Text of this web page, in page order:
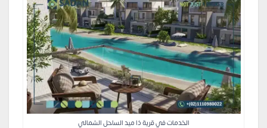
الخدمات في قرية ذا ميد الساحل الشمالي